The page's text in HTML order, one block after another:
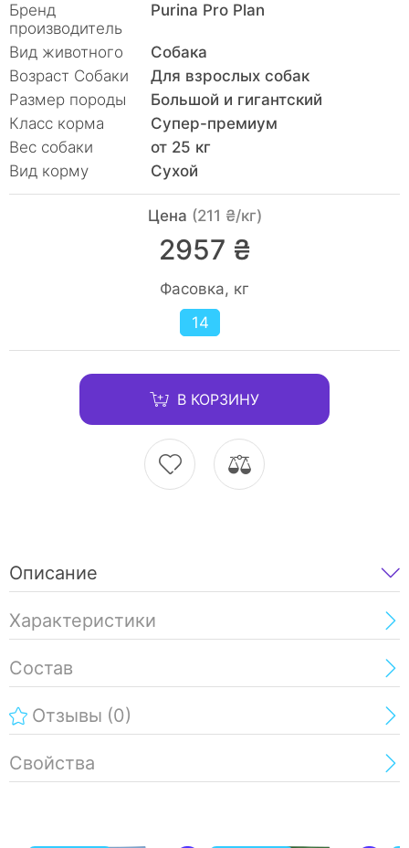
Бренд
производитель
Purina Pro Plan
Вид животного
Собака
Возраст Собаки
Для взрослых собак
Размер породы
Большой и гигантский
Класc корма
Супер-премиум
Вес собаки
от 25 кг
Вид корму
Сухой
Цена (211 ₴/кг)
2957 ₴
Фасовка, кг
14
В КОРЗИНУ
Описание
Характеристики
Состав
Отзывы (0)
Свойства